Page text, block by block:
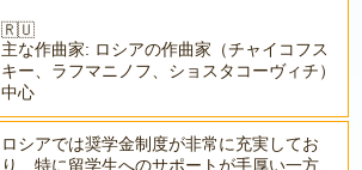
🇷🇺
主な作曲家: ロシアの作曲家（チャイコフス
キー、ラフマニノフ、ショスタコーヴィチ）
中心
ロシアでは奨学金制度が非常に充実してお
り、特に留学生へのサポートが手厚い一方、